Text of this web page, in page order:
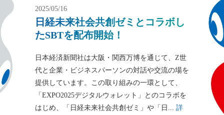
2025/05/16
日経未来社会共創ゼミとコラボし
たSBTを配布開始！
日本経済新聞社は大阪・関西万博を通じて、Z世
代と企業・ビジネスパーソンの対話や交流の場を
提供しています。​この取り組みの一環として、
「EXPO2025デジタルウォレット」とのコラボを
はじめ、「日経未来社会共創ゼミ」や「日... 詳